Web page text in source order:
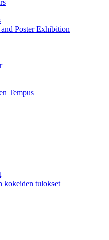
Poster Exhibition
Tempus
kokeiden tulokset